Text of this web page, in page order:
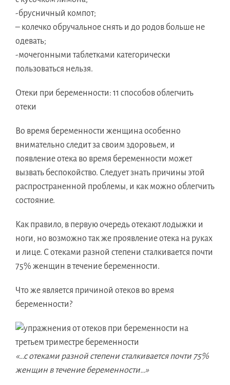
-брусничный компот;
– колечко обручальное снять и до родов больше не
одевать;
-мочегонными таблетками категорически
пользоваться нельзя.
Отеки при беременности: 11 способов облегчить
отеки
Во время беременности женщина особенно
внимательно следит за своим здоровьем, и
появление отека во время беременности может
вызвать беспокойство. Следует знать причины этой
распространенной проблемы, и как можно облегчить
состояние.
Как правило, в первую очередь отекают лодыжки и
ноги, но возможно так же проявление отека на руках
и лице. С отеками разной степени сталкивается почти
75% женщин в течение беременности.
Что же является причиной отеков во время
беременности?
«…с отеками разной степени сталкивается почти 75%
женщин в течение беременности…»